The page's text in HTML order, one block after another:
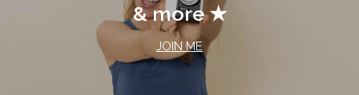
& more ★
JOIN ME